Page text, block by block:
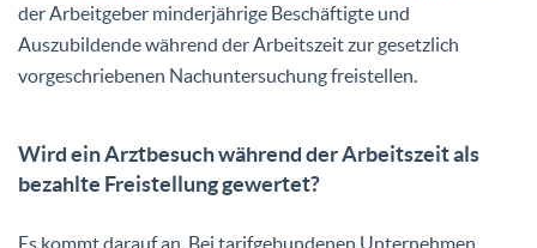
der Arbeitgeber minderjährige Beschäftigte und
Auszubildende während der Arbeitszeit zur gesetzlich
vorgeschriebenen Nachuntersuchung freistellen.
Wird ein Arztbesuch während der Arbeitszeit als
bezahlte Freistellung gewertet?
Es kommt darauf an. Bei tarifgebundenen Unternehmen